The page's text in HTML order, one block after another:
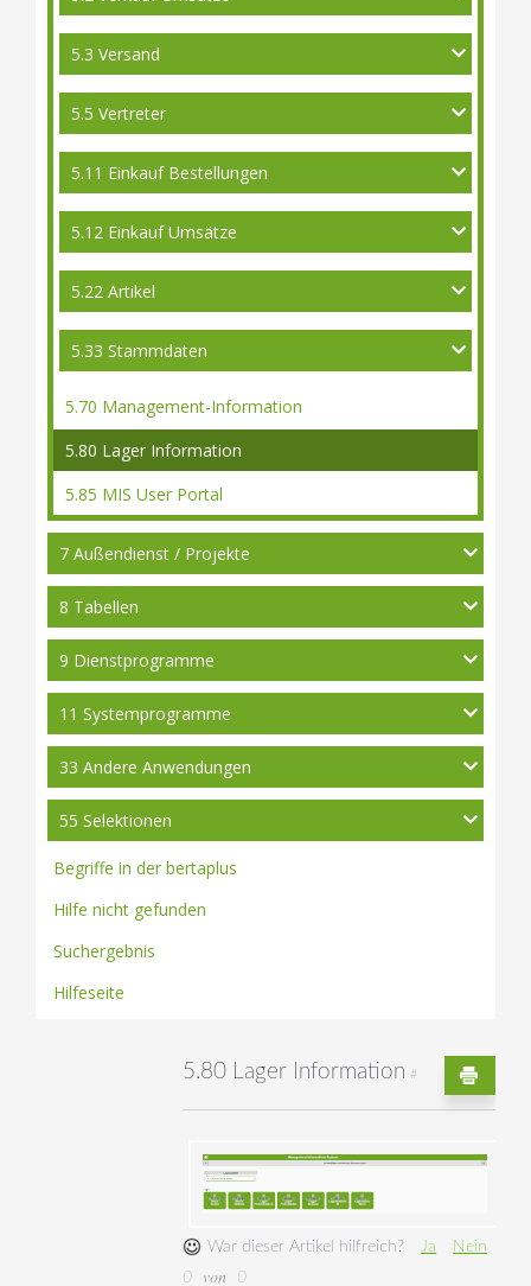
5.3 Versand
5.5 Vertreter
5.11 Einkauf Bestellungen
5.12 Einkauf Umsätze
5.22 Artikel
5.33 Stammdaten
5.70 Management-Information
5.80 Lager Information
5.85 MIS User Portal
7 Außendienst / Projekte
8 Tabellen
9 Dienstprogramme
11 Systemprogramme
33 Andere Anwendungen
55 Selektionen
Begriffe in der bertaplus
Hilfe nicht gefunden
Suchergebnis
Hilfeseite
5.80 Lager Information #
War dieser Artikel hilfreich? Ja
Nein
0
von 0